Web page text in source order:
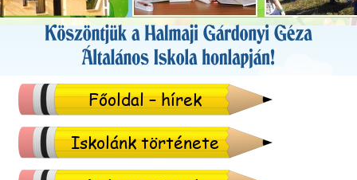
Főoldal – hírek
Iskolánk története